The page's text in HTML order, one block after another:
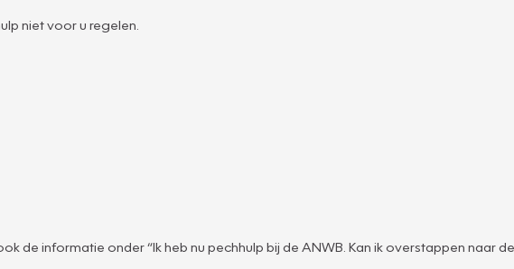
niet voor u regelen.
de informatie onder “Ik heb nu pechhulp bij de ANWB. Kan ik overstappen naar